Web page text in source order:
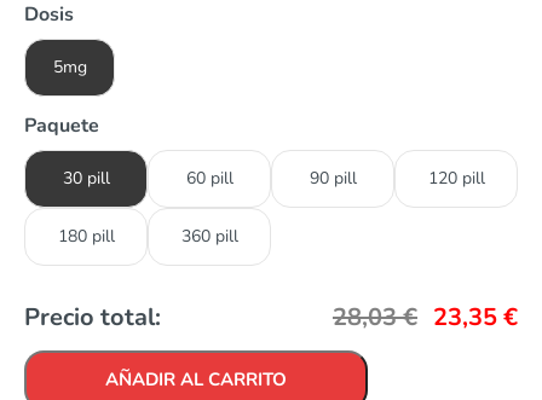
Dosis
5mg
Paquete
30 pill 60 pill 90 pill 120 pill
180 pill 360 pill
Precio total: 28,03€ 23,35€
AÑADIR AL CARRITO